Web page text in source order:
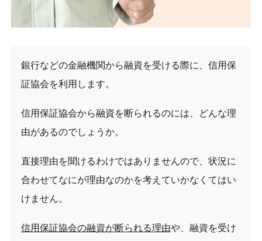
銀行などの金融機関から融資を受ける際に、信用保
証協会を利用します。
信用保証協会から融資を断られるのには、どんな理
由があるのでしょうか。
直接理由を聞けるわけではありませんので、状況に
合わせてなにが理由なのかを考えていかなくてはい
けません。
信用保証協会の融資が断られる理由や、融資を受け